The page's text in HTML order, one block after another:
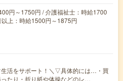
円～1750円 / 介護福祉士：時給1700
上：時給1500円～1875円
生活をサポート！＼▽具体的には…・買
たり・折り紙や体操などのレ…